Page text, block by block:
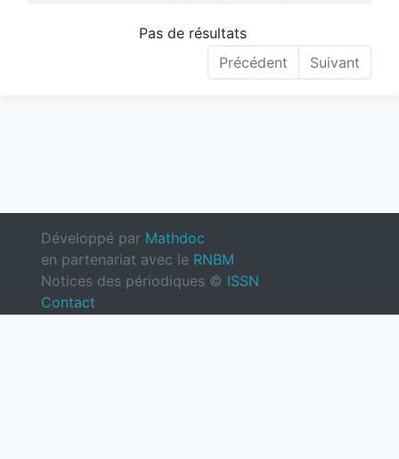
Pas de résultats
Précédent
Suivant
Développé par Mathdoc
en partenariat avec le RNBM
Notices des périodiques © ISSN
Contact